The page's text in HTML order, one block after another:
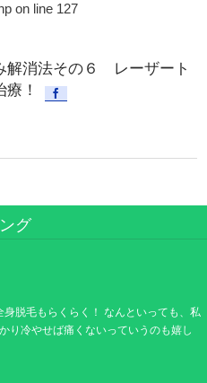
on line 127
解消法その６ レーザート
！
グ
脱毛もらくらく！ なんといっても、私
り冷やせば痛くないっていうのも嬉し